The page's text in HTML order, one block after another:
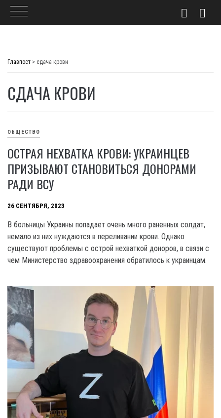
Главпост > сдача крови
СДАЧА КРОВИ
ОБЩЕСТВО
ОСТРАЯ НЕХВАТКА КРОВИ: УКРАИНЦЕВ
ПРИЗЫВАЮТ СТАНОВИТЬСЯ ДОНОРАМИ
РАДИ ВСУ
26 СЕНТЯБРЯ, 2023
В больницы Украины попадает очень много раненных солдат,
немало из них нуждаются в переливании крови. Однако
существуют проблемы с острой нехваткой доноров, в связи с
чем Министерство здравоохранения обратилось к украинцам.